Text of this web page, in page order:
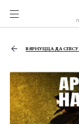
ВЯРНУЦЦА ДА